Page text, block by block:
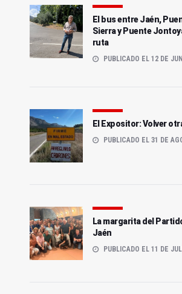
El bus entre Jaén,
Sierra y Puente
ruta
PUBLICADO EL 12 DE
El Expositor: Volver
PUBLICADO EL 31 DE
La margarita del
Jaén
PUBLICADO EL 11 DE